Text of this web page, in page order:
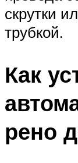
скрутки
трубкой.
Как
рено